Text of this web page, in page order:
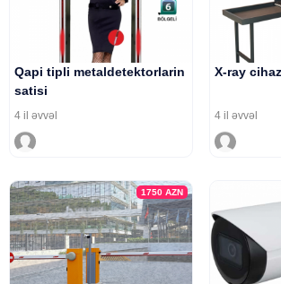
Qapi tipli metaldetektorlarin
satisi
4 il əvvəl
X-ray
4 il əvvəl
1750AZN